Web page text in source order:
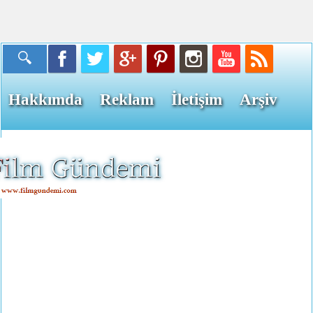
Hakkımda Reklam İletişim Arşiv